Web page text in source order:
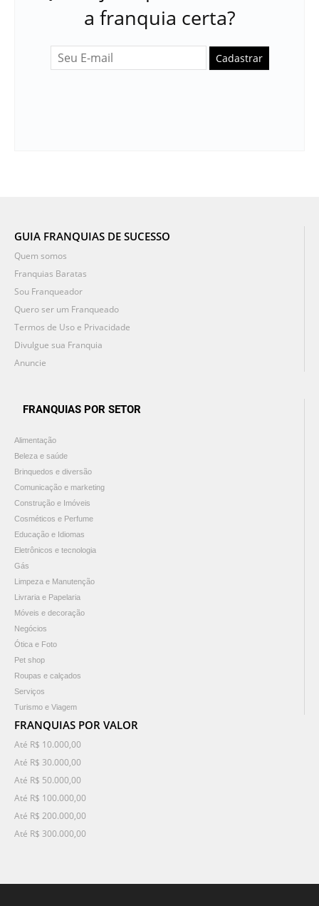
a franquia certa?
Cadastrar
GUIA FRANQUIAS DE SUCESSO
Quem somos
Franquias Baratas
Sou Franqueador
Quero ser um Franqueado
Termos de Uso e Privacidade
Divulgue sua Franquia
Anuncie
FRANQUIAS POR SETOR
Alimentação
Beleza e saúde
Brinquedos e diversão
Comunicação e marketing
Construção e Imóveis
Cosméticos e Perfume
Educação e Idiomas
Eletrônicos e tecnologia
Gás
Limpeza e Manutenção
Livraria e Papelaria
Móveis e decoração
Negócios
Ótica e Foto
Pet shop
Roupas e calçados
Serviços
Turismo e Viagem
FRANQUIAS POR VALOR
Até R$ 10.000,00
Até R$ 30.000,00
Até R$ 50.000,00
Até R$ 100.000,00
Até R$ 200.000,00
Até R$ 300.000,00